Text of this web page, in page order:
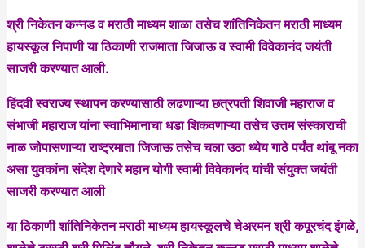
श्री निकेतन कन्नड व मराठी माध्यम शाळा तसेच शांतिनिकेतन मराठी माध्यम
हायस्कूल निपाणी या ठिकाणी राजमाता जिजाऊ व स्वामी विवेकानंद जयंती
साजरी करण्यात आली.
हिंदवी स्वराज्य स्थापन करण्यासाठी लढणाऱ्या छत्रपती शिवाजी महाराज व
संभाजी महाराज यांना स्वाभिमानाचा धडा शिकवणाऱ्या तसेच उत्तम संस्काराची
नाळ जोपासणाऱ्या राष्ट्रमाता जिजाऊ तसेच चला उठा ध्येय गाठे पर्यंत थांबू नका
असा युवकांना संदेश देणारे महान योगी स्वामी विवेकानंद यांची संयुक्त जयंती
साजरी करण्यात आली
या ठिकाणी शांतिनिकेतन मराठी माध्यम हायस्कूलचे चेअरमन श्री कपूरचंद इंगळे,